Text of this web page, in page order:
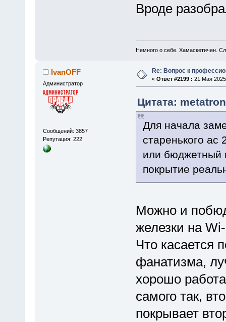
Вроде
Немного о себе. Хамаскетичен.
IvanOFF
Администратор
Сообщений: 3857
Репутация: 222
Re: Вопрос к
« Ответ #2199 : 21 Мая
Цитата:
Для начала
старенького аc
или бюджетный
покрытие
Можно и
железки на
Что касается
фанатизма,
хорошо
самого так,
покрывает